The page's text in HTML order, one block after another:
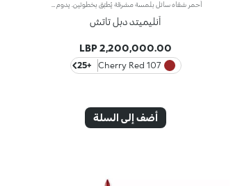
أنليميتد دبل تاتش
2,200,000.00 LBP
107 Cherry Red
+25
أضف إلى السلة